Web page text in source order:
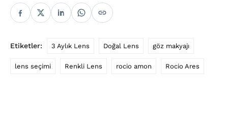
Etiketler: 3 Aylık Lens Doğal Lens göz makyajı
lens seçimi Renkli Lens rocio amon Rocio Ares